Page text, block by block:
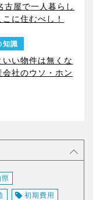
古屋で一人暮らし
に住むべし！
知識
い物件は無くな
会社のウソ・ホン
県
初期費用